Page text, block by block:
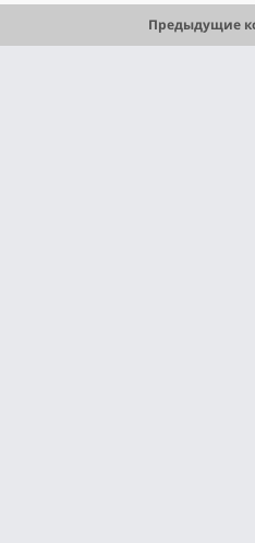
Предыдущие